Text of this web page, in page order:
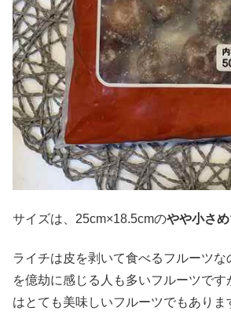
サイズは、25cm×18.5cmのやや小さめ
ライチは皮を剥いて食べるフルーツな
を億劫に感じる人も多いフルーツで
はとても美味しいフルーツでもありま